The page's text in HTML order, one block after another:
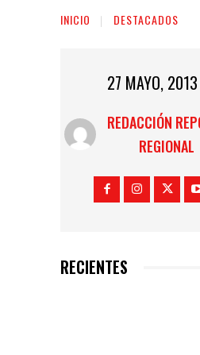
INICIO DESTACADOS
27 MAYO, 2013
REDACCIÓN
REGIONAL
RECIENTES